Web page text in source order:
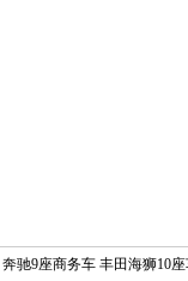
奔驰9座商务车 丰田海狮10